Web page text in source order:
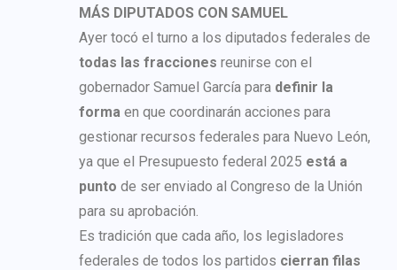
MÁS DIPUTADOS CON SAMUEL
Ayer tocó el turno a los diputados federales de
todas las fracciones reunirse con el
gobernador Samuel García para definir la
forma en que coordinarán acciones para
gestionar recursos federales para Nuevo León,
ya que el Presupuesto federal 2025 está a
punto de ser enviado al Congreso de la Unión
para su aprobación.
Es tradición que cada año, los legisladores
federales de todos los partidos cierran filas